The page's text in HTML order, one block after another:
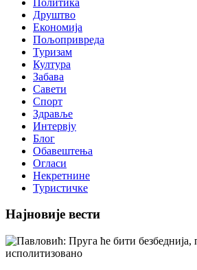
Друштво
Економија
Пољопривреда
Туризам
Култура
Забава
Савети
Спорт
Здравље
Интервју
Блог
Обавештења
Огласи
Некретнине
Туристичке
Најновије вести